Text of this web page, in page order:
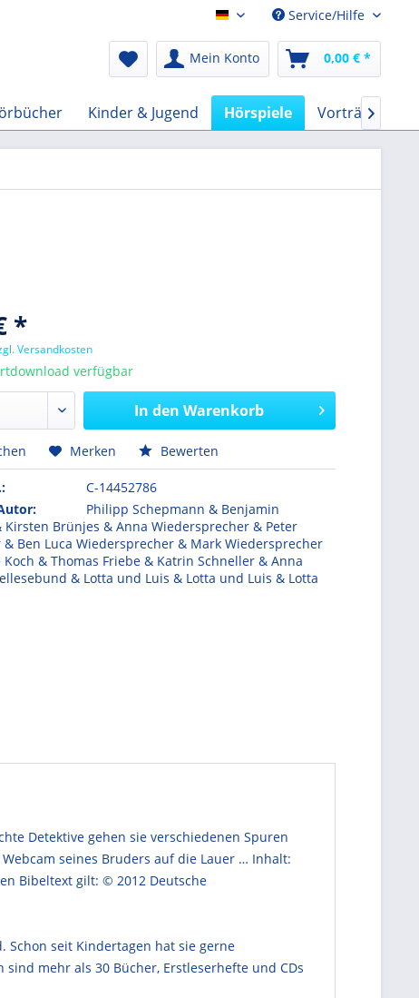
Audio-Book EURService/Hilfe
Mein Konto 0,00 € *
Kinder & Jugend Hörspiele Vorträge

*
Versandkosten
verfügbar
In den Warenkorb
Merken Bewerten
C-14452786
Philipp Schepmann & Benjamin
Kirsten Brünjes & Anna Wiedersprecher & Peter
Ben Luca Wiedersprecher & Mark Wiedersprecher
Koch & Thomas Friebe & Katrin Schneller & Anna
& Lotta und Luis & Lotta und Luis & Lotta
Detektive gehen sie verschiedenen Spuren
seines Bruders auf die Lauer … Inhalt:
Bibeltext gilt: © 2012 Deutsche
Schon seit Kindertagen hat sie gerne
mehr als 30 Bücher, Erstleserhefte und CDs